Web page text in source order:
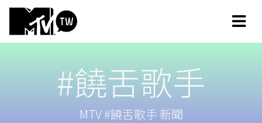
#饒舌歌手
MTV #饒舌歌手 新聞